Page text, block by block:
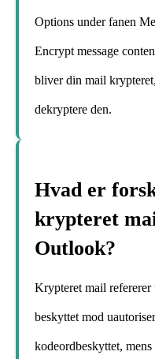
Options under fanen
Encrypt message
bliver din mail
dekryptere den.
Hvad er
krypteret
Outlook?
Krypteret mail
beskyttet mod
kodeordbeskyttet,